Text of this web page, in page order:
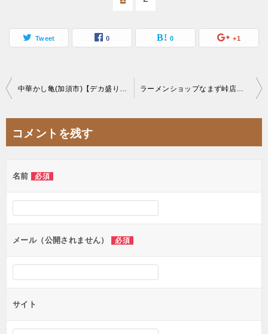
Tweet 0 0 +1
投
ビ
ー
シ
ン
中華かし亀(加須市)【デカ盛り】映えすぎ旨い創作料理は肉肉肉まみれ過ぎボリューミー ラーメンショップなまず峠店【成功無料】関西唯一のラーショ店舗大食いチャレンジ
コメントを残す
名前 必須
メール（公開されません） 必須
サイト